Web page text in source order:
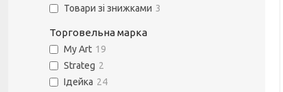
Товари зі знижками 3
Торговельна марка
My Art 19
Strateg 2
Ідейка 24